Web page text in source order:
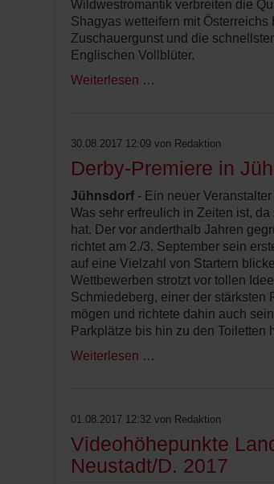
Wildwestromantik verbreiten die
Shagyas wetteifern mit
Zuschauergunst und die
Englischen Vollblüter.
Weiterlesen …
30.08.2017 12:09 von Redaktion
Derby-Premiere in
Jühnsdorf - Ein neuer
Was sehr erfreulich in Zeiten ist,
hat. Der vor anderthalb Jahren
richtet am 2./3. September sein
auf eine Vielzahl von Startern
Wettbewerben strotzt vor tollen
Schmiedeberg, einer der
mögen und richtete dahin auch
Parkplätze bis hin zu den Toiletten
Weiterlesen …
01.08.2017 12:32 von Redaktion
Videohöhepunkte
Neustadt/D. 2017